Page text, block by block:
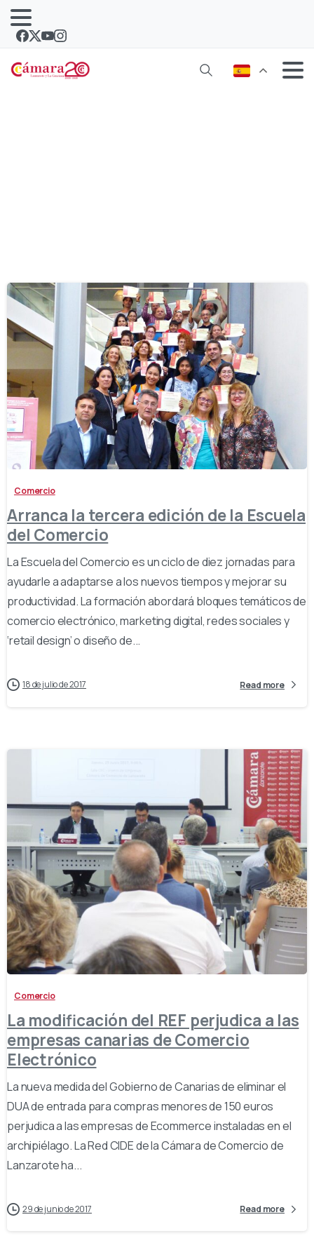
Comercio
Arranca la tercera edición de la Escuela
del Comercio
La Escuela del Comercio es un ciclo de diez jornadas para
ayudarle a adaptarse a los nuevos tiempos y mejorar su
productividad. La formación abordará bloques temáticos de
comercio electrónico, marketing digital, redes sociales y
‘retail design’ o diseño de...
18 de julio de 2017 Read more
Comercio
La modificación del REF perjudica a las
empresas canarias de Comercio
Electrónico
La nueva medida del Gobierno de Canarias de eliminar el
DUA de entrada para compras menores de 150 euros
perjudica a las empresas de Ecommerce instaladas en el
archipiélago. La Red CIDE de la Cámara de Comercio de
Lanzarote ha...
29 de junio de 2017 Read more